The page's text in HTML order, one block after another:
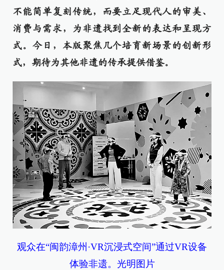
不能简单复刻传统，而要立足现代人的审美、
消费与需求，为非遗找到全新的表达和呈现方
式。今日，本版聚焦几个培育新场景的创新形
式，期待为其他非遗的传承提供借鉴。
观众在“闽韵漳州·VR沉浸式空间”通过VR设备
体验非遗。光明图片